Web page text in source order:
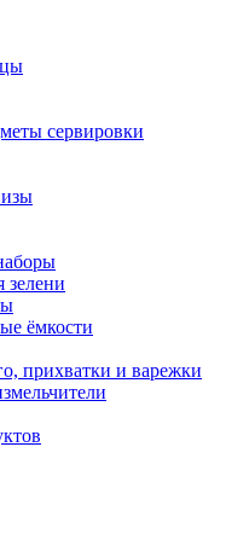
сервировки
ёмкости
прихватки и варежки